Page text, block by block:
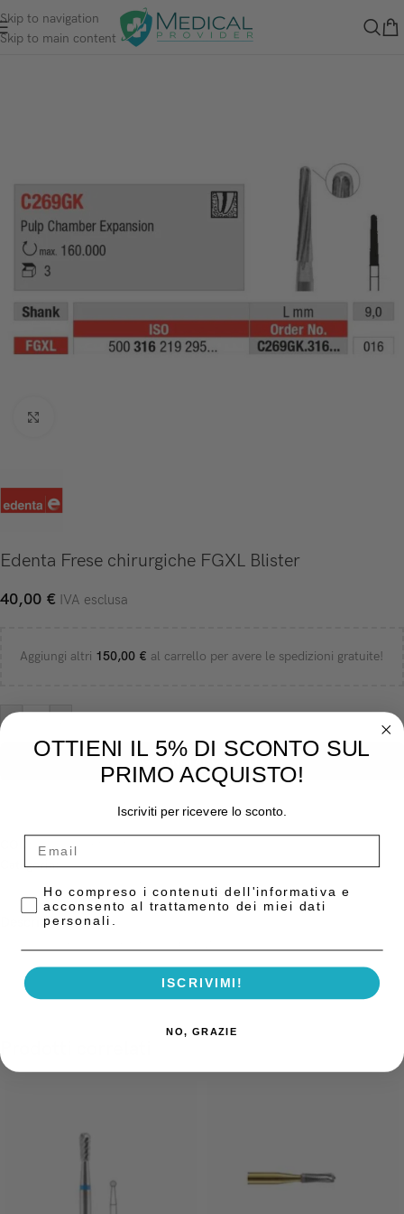
Skip to navigation
Skip to main content
Edenta Frese chirurgiche FGXL Blister
40,00 € IVA esclusa
Aggiungi altri 150,00 € al carrello per avere le spedizioni gratuite!
C269GK.316.016
Categoria: Frese Tungsteno
Descrizione
Prodotti correlati
OTTIENI IL 5% DI SCONTO SUL
PRIMO ACQUISTO!
Iscriviti per ricevere lo sconto.
Privacy Policy
Ho compreso i contenuti dell'informativa e
acconsento al trattamento dei miei dati
personali.
ISCRIVIMI!
NO, GRAZIE